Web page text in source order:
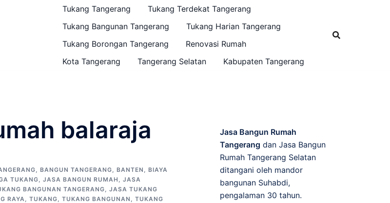
Tukang Tangerang
Tukang Terdekat Tangerang
Tukang Bangunan Tangerang
Tukang Harian Tangerang
Tukang Borongan Tangerang
Renovasi Rumah
Kota Tangerang
Tangerang Selatan Kabupaten Tangerang
balaraja
, BANGUN TANGERANG, BANTEN , BIAYA
TUKANG, JASA BANGUN RUMAH , JASA
BANGUNAN TANGERANG, JASA TUKANG
RAYA, TUKANG, TUKANG BANGUNAN , TUKANG
Jasa Bangun Rumah
Tangerang dan Jasa Bangun
Rumah Tangerang Selatan
ditangani oleh mandor
bangunan Suhabdi,
pengalaman 30 tahun.